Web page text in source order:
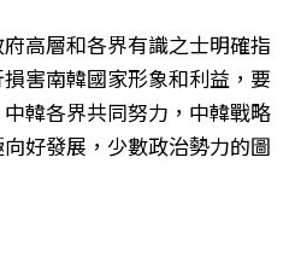
高層和各界有識之士明確指
害南韓國家形象和利益，要
韓各界共同努力，中韓戰略
好發展，少數政治勢力的圖